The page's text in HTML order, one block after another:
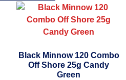
Black Minnow 120 Combo
Off Shore 25g Candy
Green